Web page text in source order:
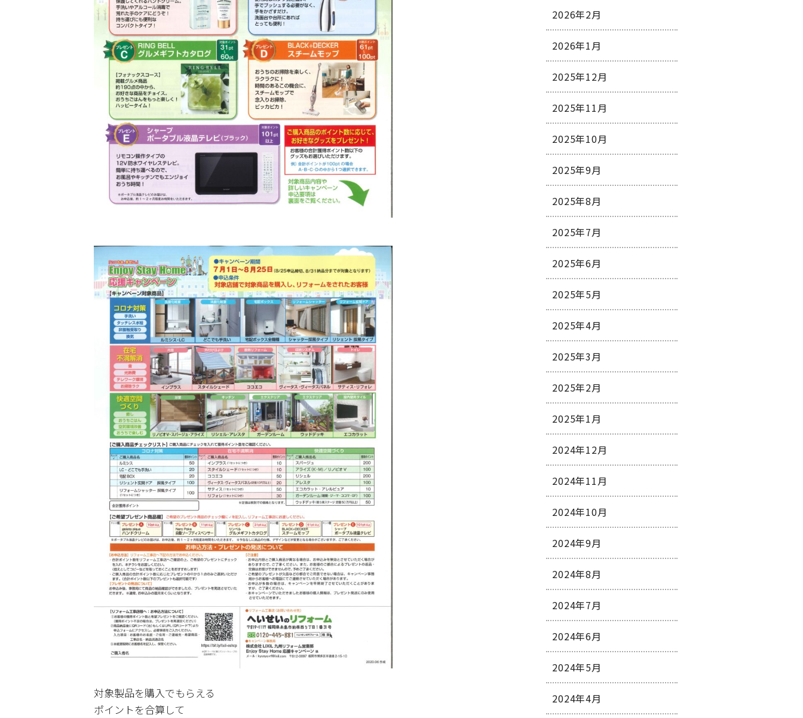
対象製品を購入でもらえる
ポイントを合算して
2026年2月
2026年1月
2025年12月
2025年11月
2025年10月
2025年9月
2025年8月
2025年7月
2025年6月
2025年5月
2025年4月
2025年3月
2025年2月
2025年1月
2024年12月
2024年11月
2024年10月
2024年9月
2024年8月
2024年7月
2024年6月
2024年5月
2024年4月